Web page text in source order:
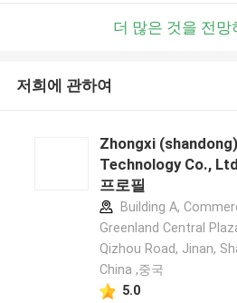
더 많은 것을 전망
저희에 관하여
Zhongxi
Technology Co.,
프로필
Building A,
Greenland Central
Qizhou Road, Jinan,
China ,중국
5.0